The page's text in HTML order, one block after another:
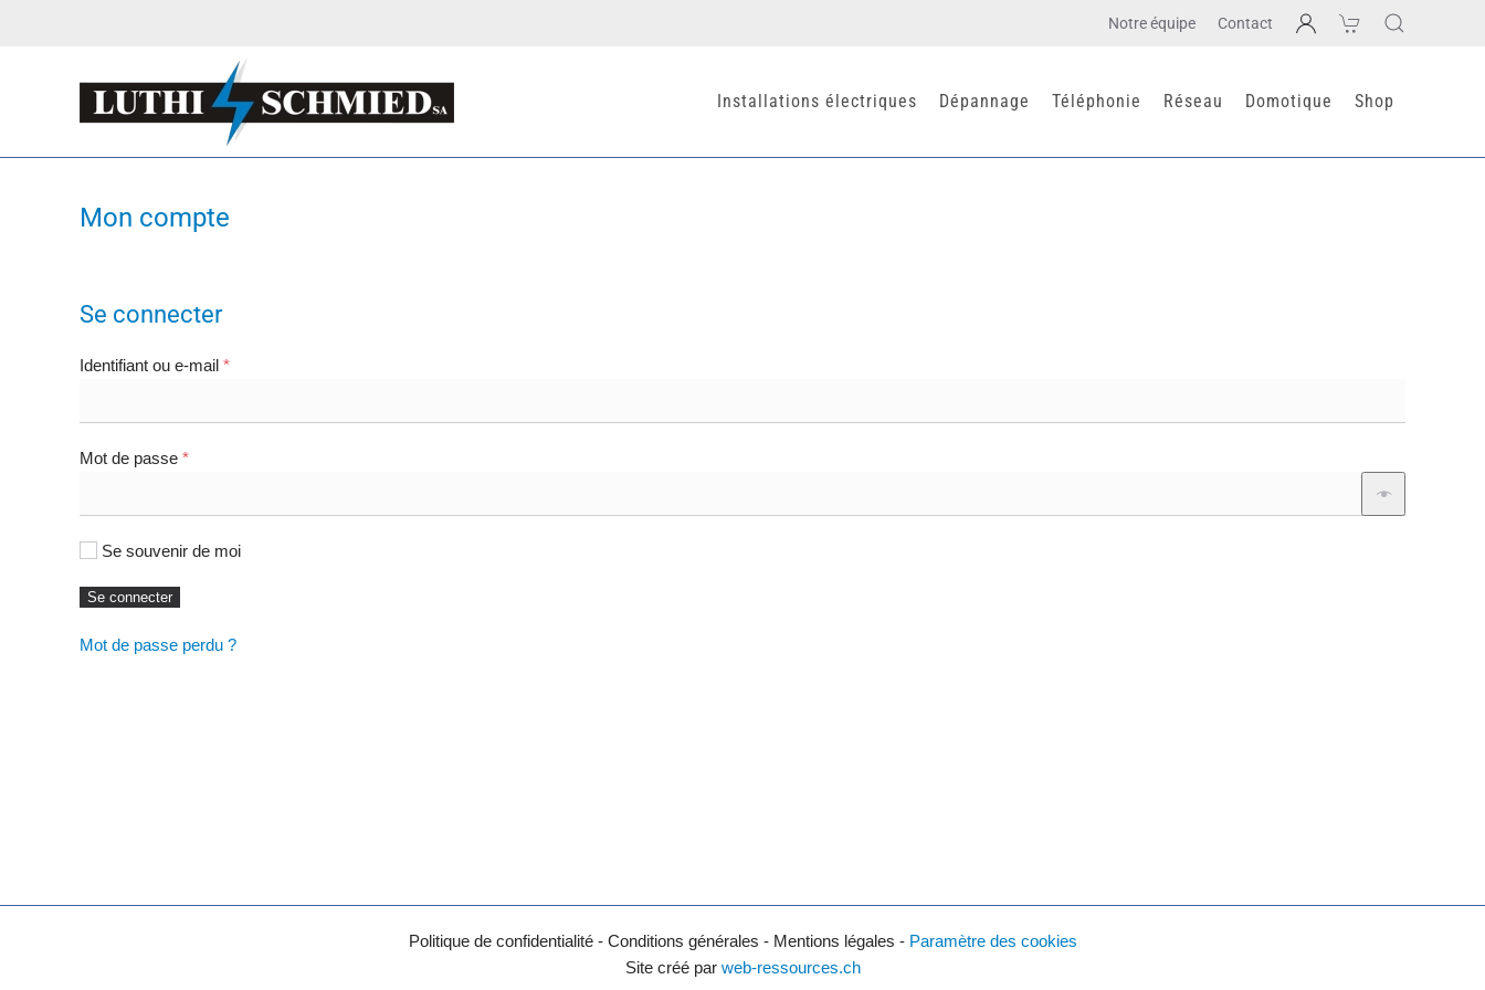
Notre équipe Contact
Installations électriques Dépannage Téléphonie Réseau Domotique Shop
Mon compte
Se connecter
Identifiant ou e-mail *Obligatoire
Mot de passe *Obligatoire
Alternative:
Se souvenir de moi
Se connecter
Mot de passe perdu ?
Politique de confidentialité - Conditions générales - Mentions légales - Paramètre des cookies
Site créé par web-ressources.ch